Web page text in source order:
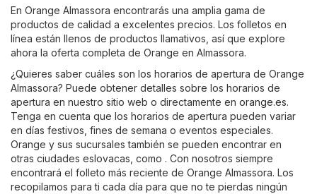
En Orange Almassora encontrarás una amplia gama de
productos de calidad a excelentes precios. Los folletos en
línea están llenos de productos llamativos, así que explore
ahora la oferta completa de Orange en Almassora.
¿Quieres saber cuáles son los horarios de apertura de Orange
Almassora? Puede obtener detalles sobre los horarios de
apertura en nuestro sitio web o directamente en orange.es.
Tenga en cuenta que los horarios de apertura pueden variar
en días festivos, fines de semana o eventos especiales.
Orange y sus sucursales también se pueden encontrar en
otras ciudades eslovacas, como . Con nosotros siempre
encontrará el folleto más reciente de Orange Almassora. Los
recopilamos para ti cada día para que no te pierdas ningún